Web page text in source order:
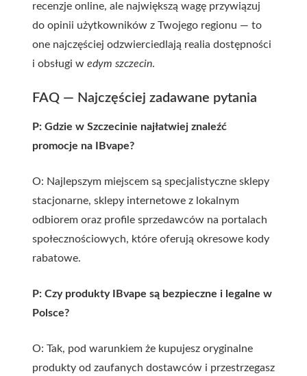
recenzje online, ale największą wagę przywiązuj
do opinii użytkowników z Twojego regionu — to
one najczęściej odzwierciedlają realia dostępności
i obsługi w edym szczecin.
FAQ — Najczęściej zadawane pytania
P: Gdzie w Szczecinie najłatwiej znaleźć
promocje na IBvape?
O: Najlepszym miejscem są specjalistyczne sklepy
stacjonarne, sklepy internetowe z lokalnym
odbiorem oraz profile sprzedawców na portalach
społecznościowych, które oferują okresowe kody
rabatowe.
P: Czy produkty IBvape są bezpieczne i legalne w
Polsce?
O: Tak, pod warunkiem że kupujesz oryginalne
produkty od zaufanych dostawców i przestrzegasz